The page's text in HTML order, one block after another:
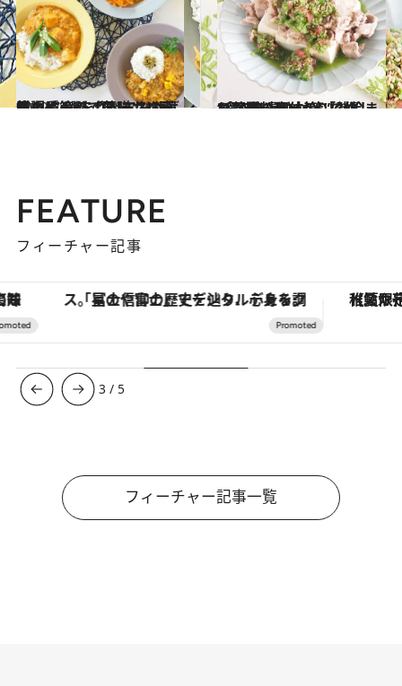
2022.7.28
暑い季節の【薬膳カレーレシピ4選】 “ベースの薬膳カレー”を作っておけば 体調によってアレンジ可能！
グルメ 2022.8.24
“食べる暑さ対策”に嬉しい3皿！ きゅうりで作る、夏の身体の 「熱冷まし薬膳料理」
グルメ
FEATURE
フィーチャー記事
「星のや富士」でデジタルデトックス。冨士信仰の歴史を辿り、心身を調える。 【夏限定ディナーコース】旬
3 / 5
フィーチャー記事一覧